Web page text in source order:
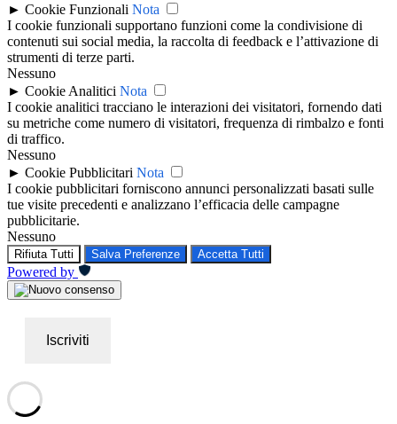
► Cookie Funzionali Nota
I cookie funzionali supportano funzioni come la condivisione di
contenuti sui social media, la raccolta di feedback e l’attivazione di
strumenti di terze parti.
Nessuno
► Cookie Analitici Nota
I cookie analitici tracciano le interazioni dei visitatori, fornendo dati
su metriche come numero di visitatori, frequenza di rimbalzo e fonti
di traffico.
Nessuno
► Cookie Pubblicitari Nota
I cookie pubblicitari forniscono annunci personalizzati basati sulle
tue visite precedenti e analizzano l’efficacia delle campagne
pubblicitarie.
Nessuno
Rifiuta Tutti Salva Preferenze Accetta Tutti
Powered by
Iscriviti